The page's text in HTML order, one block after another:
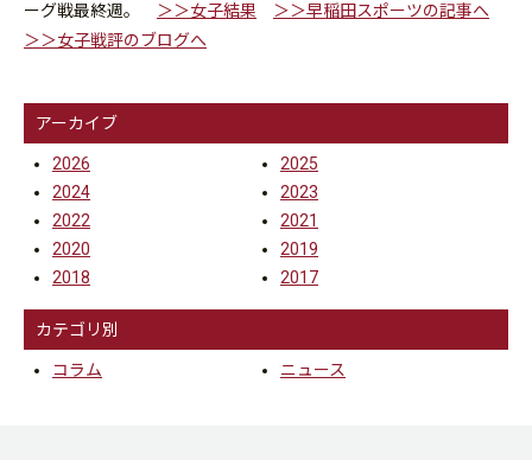
ーグ戦最終週。
＞＞女子結果
＞＞早稲田スポーツの記事へ
＞＞女子戦評のブログへ
アーカイブ
2026
2025
2024
2023
2022
2021
2020
2019
2018
2017
カテゴリ別
コラム ニュース